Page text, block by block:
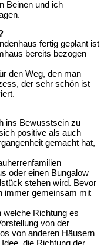
Beinen und ich
fertig geplant ist
bereits bezogen
den Weg, den man
der sehr schön ist
ins Bewusstsein zu
positive als auch
gemacht hat,
oder einen Bungalow
stehen wird. Bevor
immer gemeinsam mit
welche Richtung es
von der
von anderen Häusern
die Richtung der